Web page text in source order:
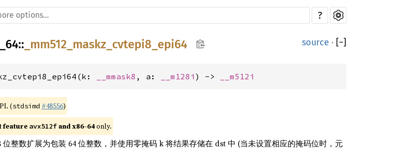
?
:: _mm512_maskz_cvtepi8_epi64 source · [−]
__mmask8 , a: __m128i ) -> __m512i
(stdsimd #48556)
feature avx512f and x86-64 only.
整数扩展为包装 64 位整数，并使用零掩码 k 将结果存储在 dst 中 (当未设置相应的掩码位时，元